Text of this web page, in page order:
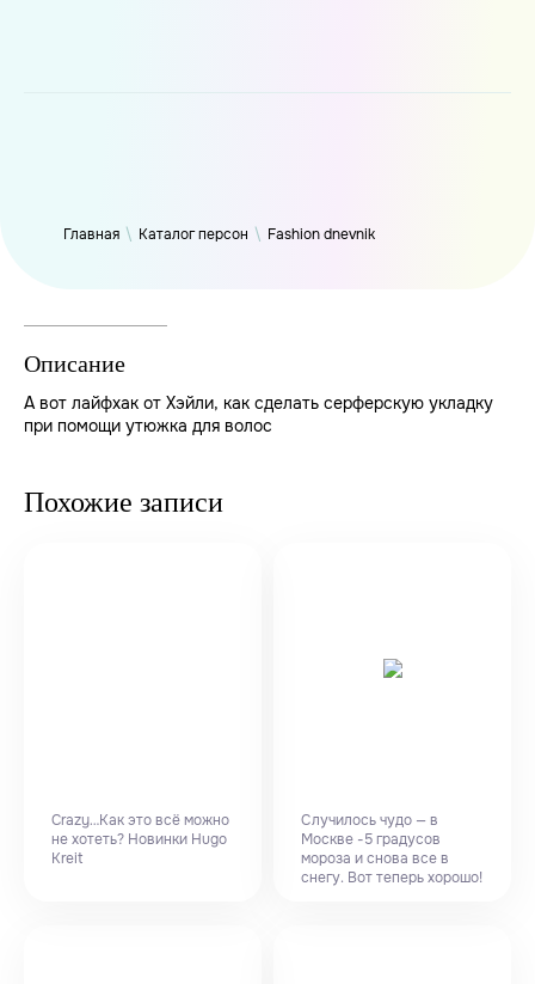
Главная \ Каталог персон \ Fashion dnevnik
Описание
А вот лайфхак от Хэйли, как сделать серферскую укладку
при помощи утюжка для волос
Похожие записи
Crazy…Как это всё можно
не хотеть? Новинки Hugo
Kreit
Случилось чудо — в
Москве -5 градусов
мороза и снова все в
снегу. Вот теперь хорошо!